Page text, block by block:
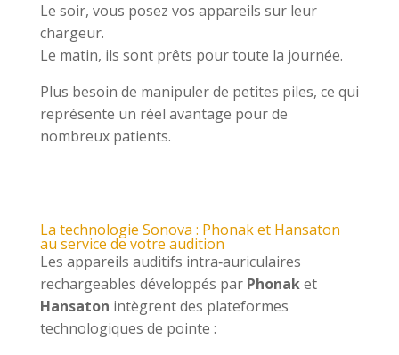
Le soir, vous posez vos appareils sur leur
chargeur.
Le matin, ils sont prêts pour toute la journée.
Plus besoin de manipuler de petites piles, ce qui
représente un réel avantage pour de
nombreux patients.
La technologie Sonova : Phonak et Hansaton
au service de votre audition
Les appareils auditifs intra‑auriculaires
rechargeables développés par Phonaket
Hansaton intègrent des plateformes
technologiques de pointe :